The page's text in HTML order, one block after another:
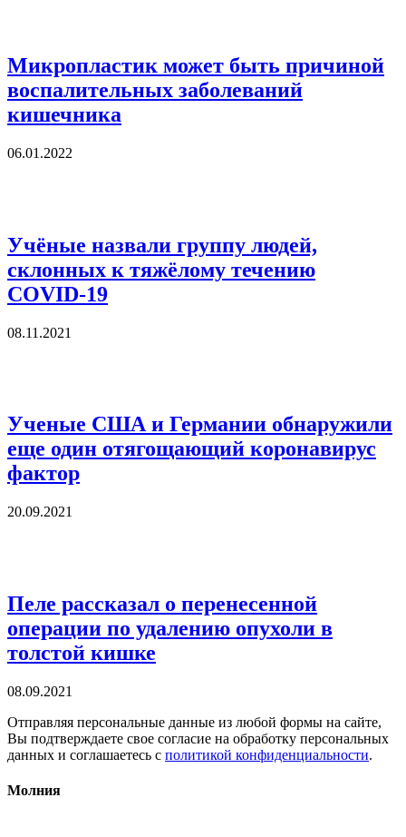
Микропластик может быть причиной
воспалительных заболеваний
кишечника
06.01.2022
Учёные назвали группу людей,
склонных к тяжёлому течению
COVID-19
08.11.2021
Ученые США и Германии обнаружили
еще один отягощающий коронавирус
фактор
20.09.2021
Пеле рассказал о перенесенной
операции по удалению опухоли в
толстой кишке
08.09.2021
Отправляя персональные данные из любой формы на сайте,
Вы подтверждаете свое согласие на обработку персональных
данных и соглашаетесь с политикой конфиденциальности.
Молния